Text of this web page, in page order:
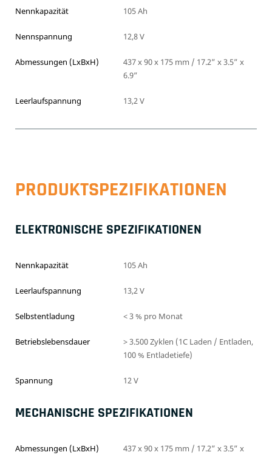
Nennkapazität 105 Ah
Nennspannung 12,8 V
Abmessungen (LxBxH)
437 x 90 x 175 mm / 17.2” x 3.5” x
6.9”
Leerlaufspannung 13,2 V
PRODUKTSPEZIFIKATIONEN
ELEKTRONISCHE SPEZIFIKATIONEN
Nennkapazität 105 Ah
Leerlaufspannung 13,2 V
Selbstentladung < 3 % pro Monat
Betriebslebensdauer
> 3.500 Zyklen (1C Laden / Entladen,
100 % Entladetiefe)
Spannung 12 V
MECHANISCHE SPEZIFIKATIONEN
Abmessungen (LxBxH)
437 x 90 x 175 mm / 17.2” x 3.5” x